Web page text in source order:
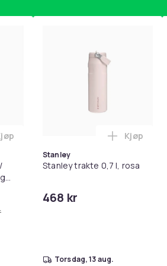
b4bd-9a22f2b7d420
yoga og
QC15, QC 2 AE 2, AE 2i, AE 2w,
Batteri AG10 / LR1130 / LR54 / 189
Stanley
Stanley trakte 0,7 l, rosa
468 kr
Legg
Kjøp
torsdag, 13 aug.